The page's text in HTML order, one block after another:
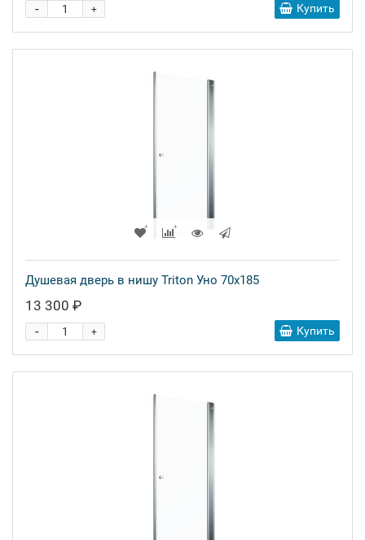
+
- Купить
Душевая дверь в нишу Triton Уно 70x185
13 300 ₽
+
- Купить